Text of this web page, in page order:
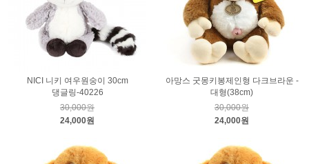
NICI 니키 여우원숭이 30cm
댕글링-40226
30,000원
24,000원
아망스 굿몽키봉제인형 다크브라운 -
대형(38cm)
30,000원
24,000원